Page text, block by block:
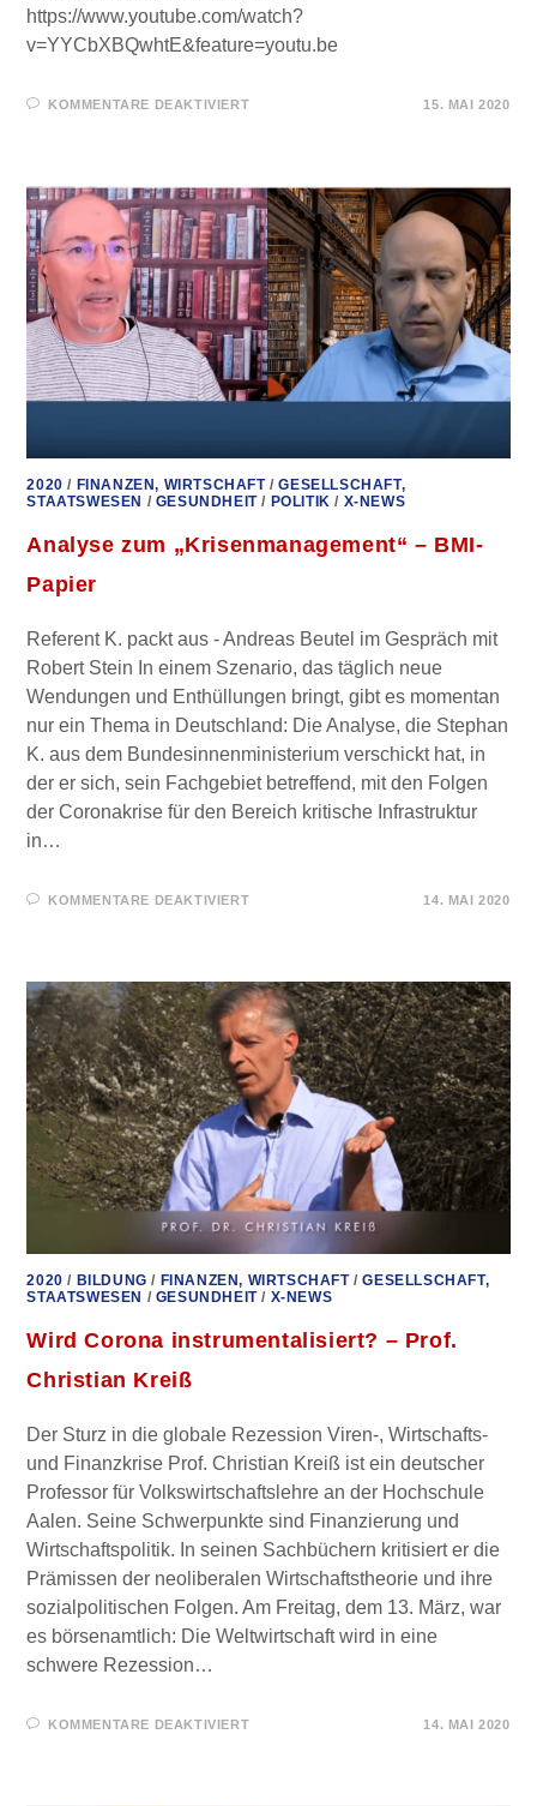
https://www.youtube.com/watch?
v=YYCbXBQwhtE&feature=youtu.be
KOMMENTARE DEAKTIVIERTFÜR
KATASTROPHE!“
–
DR.
MED.
FRANK
15. MAI 2020
2020 / FINANZEN, WIRTSCHAFT/GESELLSCHAFT,
STAATSWESEN / GESUNDHEIT/ POLITIK / X-NEWS
Analyse zum „Krisenmanagement“ – BMI-
Papier
Referent K. packt aus - Andreas Beutel im Gespräch mit
Robert Stein In einem Szenario, das täglich neue
Wendungen und Enthüllungen bringt, gibt es momentan
nur ein Thema in Deutschland: Die Analyse, die Stephan
K. aus dem Bundesinnenministerium verschickt hat, in
der er sich, sein Fachgebiet betreffend, mit den Folgen
der Coronakrise für den Bereich kritische Infrastruktur
in…
KOMMENTARE DEAKTIVIERTFÜR
BMI-
PAPIER
14. MAI 2020
2020 / BILDUNG / FINANZEN, WIRTSCHAFT/GESELLSCHAFT,
STAATSWESEN / GESUNDHEIT/ X-NEWS
Wird Corona instrumentalisiert? – Prof.
Christian Kreiß
Der Sturz in die globale Rezession Viren-, Wirtschafts-
und Finanzkrise Prof. Christian Kreiß ist ein deutscher
Professor für Volkswirtschaftslehre an der Hochschule
Aalen. Seine Schwerpunkte sind Finanzierung und
Wirtschaftspolitik. In seinen Sachbüchern kritisiert er die
Prämissen der neoliberalen Wirtschaftstheorie und ihre
sozialpolitischen Folgen. Am Freitag, dem 13. März, war
es börsenamtlich: Die Weltwirtschaft wird in eine
schwere Rezession…
KOMMENTARE DEAKTIVIERTFÜR
14. MAI 2020